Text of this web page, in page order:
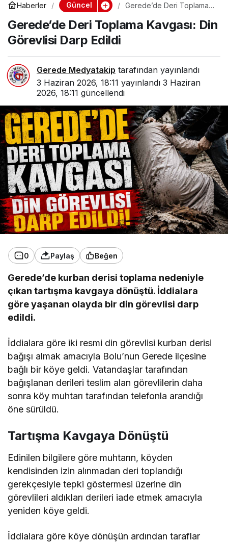
Haberler Güncel
Gerede’de Deri Toplama
Edildi
Gerede’de Deri Toplama Kavgası: Din
Görevlisi Darp Edildi
Gerede Medyatakip tarafından yayınlandı
3 Haziran 2026, 18:11 yayınlandı 3 Haziran
2026, 18:11 güncellendi
0 Paylaş Beğen
Gerede’de kurban derisi toplama nedeniyle
çıkan tartışma kavgaya dönüştü. İddialara
göre yaşanan olayda bir din görevlisi darp
edildi.
İddialara göre iki resmi din görevlisi kurban derisi
bağışı almak amacıyla Bolu’nun Gerede ilçesine
bağlı bir köye geldi. Vatandaşlar tarafından
bağışlanan derileri teslim alan görevlilerin daha
sonra köy muhtarı tarafından telefonla arandığı
öne sürüldü.
Tartışma Kavgaya Dönüştü
Edinilen bilgilere göre muhtarın, köyden
kendisinden izin alınmadan deri toplandığı
gerekçesiyle tepki göstermesi üzerine din
görevlileri aldıkları derileri iade etmek amacıyla
yeniden köye geldi.
İddialara göre köye dönüşün ardından taraflar